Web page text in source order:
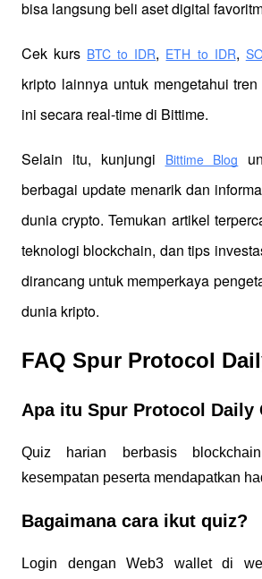
bisa langsung beli aset digital
Cek kurs BTC to IDR, ETH to IDR,
kripto lainnya untuk mengetahui
ini secara real-time di Bittime.
Selain itu, kunjungi Bittime Blog
berbagai update menarik dan
dunia crypto. Temukan artikel
teknologi blockchain, dan tips
dirancang untuk memperkaya
dunia kripto.
FAQ Spur Protocol
Apa itu Spur Protocol Daily
Quiz harian berbasis
kesempatan peserta mendapatkan
Bagaimana cara ikut quiz?
Login dengan Web3 wallet di